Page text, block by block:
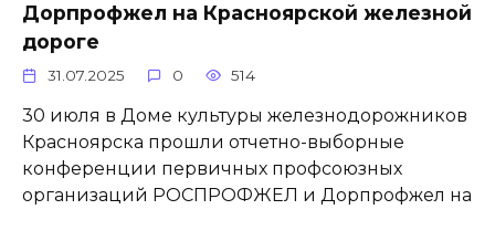
Дорпрофжел на Красноярской железной
дороге
31.07.2025 0 514
30 июля в Доме культуры железнодорожников
Красноярска прошли отчетно-выборные
конференции первичных профсоюзных
организаций РОСПРОФЖЕЛ и Дорпрофжел на